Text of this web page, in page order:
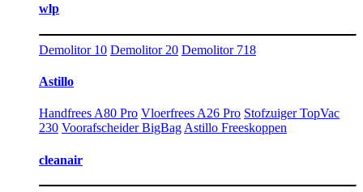
wlp
Demolitor 10 Demolitor 20 Demolitor 718
Astillo
Handfrees A80 Pro Vloerfrees A26 Pro Stofzuiger TopVac
230 Voorafscheider BigBag Astillo Freeskoppen
cleanair